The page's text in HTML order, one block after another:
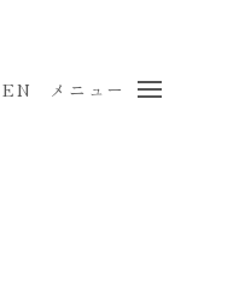
EN メニュー